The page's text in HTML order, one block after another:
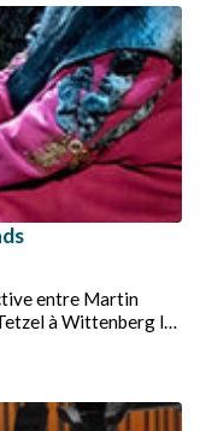
entre Martin
à Wittenberg la
est censé avoir
qui sont à